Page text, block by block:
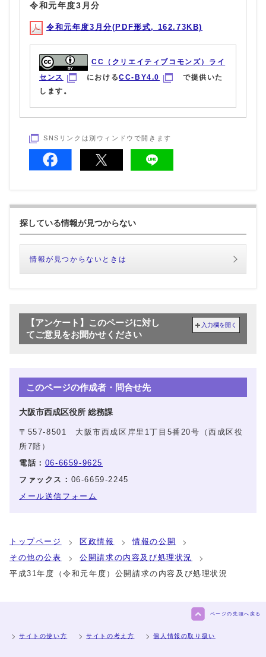
令和元年度3月分
令和元年度3月分(PDF形式, 162.73KB)
CC（クリエイティブコモンズ）ライ
センス
におけるCC-BY4.0
で提供いた
します。
SNSリンクは別ウィンドウで開きます
探している情報が見つからない
情報が見つからないときは
【アンケート】このページに対し
てご意見をお聞かせください
入力欄を開く
このページの作成者・問合せ先
大阪市西成区役所 総務課
〒557-8501 大阪市西成区岸里1丁目5番20号（西成区役
所7階）
電話： 06-6659-9625
ファックス： 06-6659-2245
メール送信フォーム
トップページ 区政情報
情報の公開
その他の公表
公開請求の内容及び処理状況
平成31年度（令和元年度）公開請求の内容及び処理状況
ページの先頭へ戻る
サイトの使い方 サイトの考え方 個人情報の取り扱い